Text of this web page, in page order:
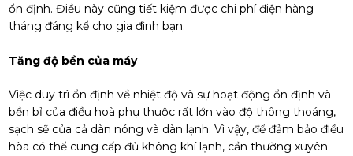
ổn định. Điều này cũng tiết kiệm được chi phí điện hàng
tháng đáng kể cho gia đình bạn.
Tăng độ bền của máy
Việc duy trì ổn định về nhiệt độ và sự hoạt động ổn định và
bền bỉ của điều hoà phụ thuộc rất lớn vào độ thông thoáng,
sạch sẽ của cả dàn nóng và dàn lạnh. Vì vậy, để đảm bảo điều
hòa có thể cung cấp đủ không khí lạnh, cần thường xuyên